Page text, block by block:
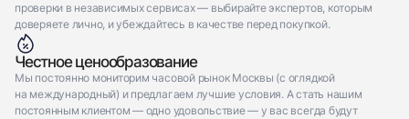
проверки в независимых сервисах — выбирайте экспертов, которым
доверяете лично, и убеждайтесь в качестве перед покупкой.
Честное ценообразование
Мы постоянно мониторим часовой рынок Москвы (с оглядкой
на международный) и предлагаем лучшие условия. А стать нашим
постоянным клиентом — одно удовольствие — у вас всегда будут